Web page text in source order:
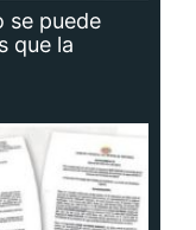
se puede
que la